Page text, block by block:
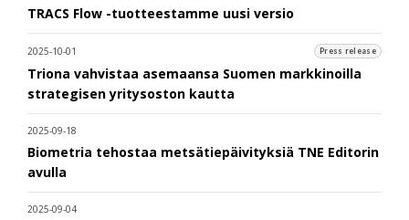
TRACS Flow -tuotteestamme uusi versio
2025-10-01 Press release
Triona vahvistaa asemaansa Suomen markkinoilla
strategisen yritysoston kautta
2025-09-18
Biometria tehostaa metsätiepäivityksiä TNE Editorin
avulla
2025-09-04